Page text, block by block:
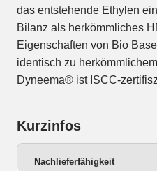
das entstehende Ethylen
Bilanz als herkömmliches
Eigenschaften von Bio
identisch zu
Dyneema® ist ISCC-
Kurzinfos
Nachlieferfähigkeit